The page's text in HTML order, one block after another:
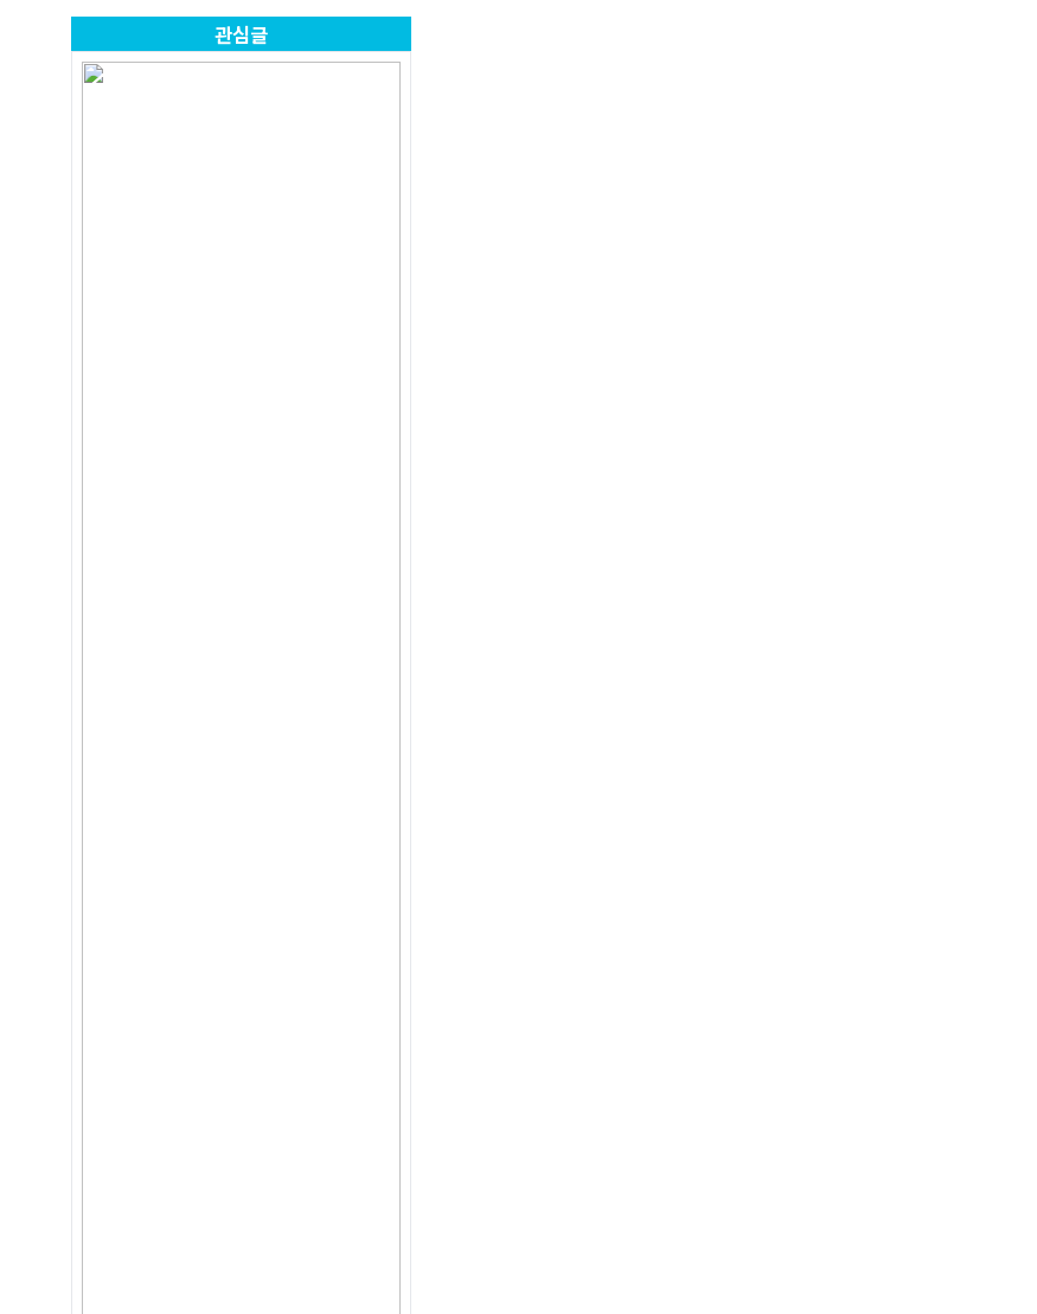
관심글